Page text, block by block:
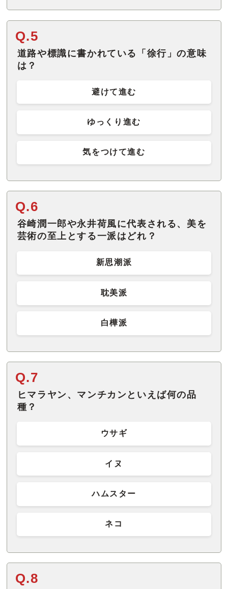
Q.5
道路や標識に書かれている「徐行」の意味
は？
避けて進む
ゆっくり進む
気をつけて進む
Q.6
谷崎潤一郎や永井荷風に代表される、美を
芸術の至上とする一派はどれ？
新思潮派
耽美派
白樺派
Q.7
ヒマラヤン、マンチカンといえば何の品
種？
ウサギ
イヌ
ハムスター
ネコ
Q.8